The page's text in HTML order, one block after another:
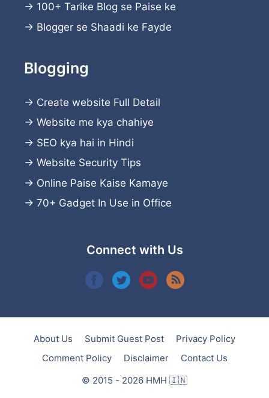
→ 100+ Tarike Blog se Paise ke
→ Blogger se Shaadi ke Fayde
Blogging
→ Create website Full Detail
→ Website me kya chahiye
→ SEO kya hai in Hindi
→ Website Security Tips
→ Online Paise Kaise Kamaye
→ 70+ Gadget In Use in Office
Connect with Us
About Us Submit Guest Post
Privacy Policy
Comment Policy
Disclaimer
Contact Us
© 2015 - 2026 HMH 🇮🇳